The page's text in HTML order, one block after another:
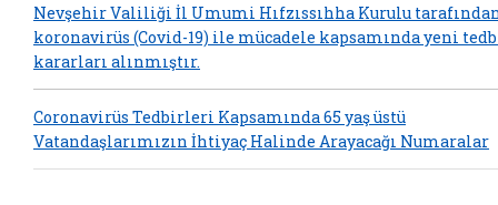
Nevşehir Valiliği İl Umumi Hıfzıssıhha Kurulu
koronavirüs (Covid-19) ile mücadele kapsamında yeni
kararları alınmıştır.
Coronavirüs Tedbirleri Kapsamında 65 yaş üstü
Vatandaşlarımızın İhtiyaç Halinde Arayacağı Numaralar